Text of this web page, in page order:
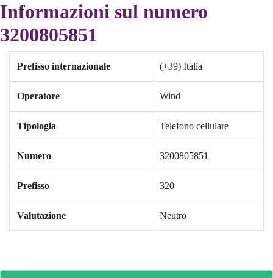
Informazioni sul numero
3200805851
Prefisso internazionale (+39) Italia
Operatore Wind
Tipologia Telefono cellulare
Numero 3200805851
Prefisso 320
Valutazione Neutro